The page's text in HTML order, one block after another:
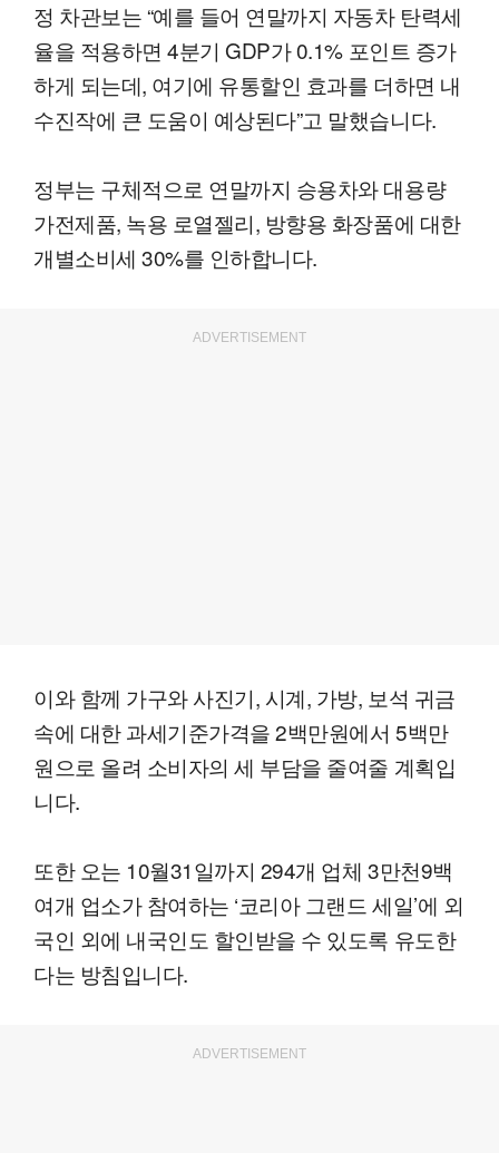
정 차관보는 “예를 들어 연말까지 자동차 탄력세
율을 적용하면 4분기 GDP가 0.1% 포인트 증가
하게 되는데, 여기에 유통할인 효과를 더하면 내
수진작에 큰 도움이 예상된다”고 말했습니다.
정부는 구체적으로 연말까지 승용차와 대용량
가전제품, 녹용 로열젤리, 방향용 화장품에 대한
개별소비세 30%를 인하합니다.
ADVERTISEMENT
이와 함께 가구와 사진기, 시계, 가방, 보석 귀금
속에 대한 과세기준가격을 2백만원에서 5백만
원으로 올려 소비자의 세 부담을 줄여줄 계획입
니다.
또한 오는 10월31일까지 294개 업체 3만천9백
여개 업소가 참여하는 ‘코리아 그랜드 세일’에 외
국인 외에 내국인도 할인받을 수 있도록 유도한
다는 방침입니다.
ADVERTISEMENT